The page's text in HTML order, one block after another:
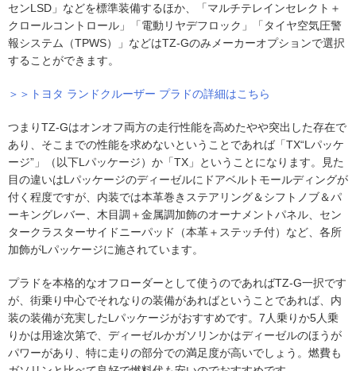
センLSD」などを標準装備するほか、「マルチテレインセレクト＋
クロールコントロール」「電動リヤデフロック」「タイヤ空気圧警
報システム（TPWS）」などはTZ-Gのみメーカーオプションで選択
することができます。
＞＞トヨタ ランドクルーザー プラドの詳細はこちら
つまりTZ-Gはオンオフ両方の走行性能を高めたやや突出した存在で
あり、そこまでの性能を求めないということであれば「TX“Lパッケ
ージ”」（以下Lパッケージ）か「TX」ということになります。見た
目の違いはLパッケージのディーゼルにドアベルトモールディングが
付く程度ですが、内装では本革巻きステアリング＆シフトノブ＆パ
ーキングレバー、木目調＋金属調加飾のオーナメントパネル、セン
タークラスターサイドニーパッド（本革＋ステッチ付）など、各所
加飾がLパッケージに施されています。
プラドを本格的なオフローダーとして使うのであればTZ-G一択です
が、街乗り中心でそれなりの装備があればということであれば、内
装の装備が充実したLパッケージがおすすめです。7人乗りか5人乗
りかは用途次第で、ディーゼルかガソリンかはディーゼルのほうが
パワーがあり、特に走りの部分での満足度が高いでしょう。燃費も